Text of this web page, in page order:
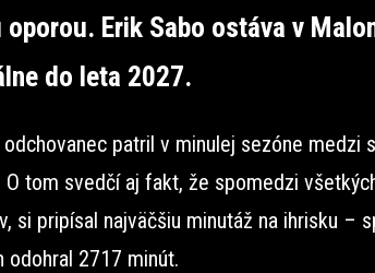
Erik Sabo ostáva v
do leta 2027.
odchovanec patril v minulej sezóne medzi
O tom svedčí aj fakt, že spomedzi
si pripísal najväčšiu minutáž na ihrisku –
odohral 2717 minút.